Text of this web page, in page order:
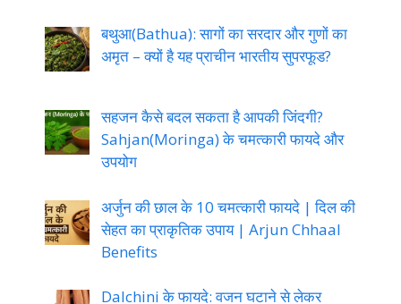
बथुआ(Bathua): सागों का सरदार और गुणों का
अमृत – क्यों है यह प्राचीन भारतीय सुपरफूड?
सहजन कैसे बदल सकता है आपकी जिंदगी?
Sahjan(Moringa) के चमत्कारी फायदे और
उपयोग
अर्जुन की छाल के 10 चमत्कारी फायदे | दिल की
सेहत का प्राकृतिक उपाय | Arjun Chhaal
Benefits
Dalchini के फायदे: वजन घटाने से लेकर